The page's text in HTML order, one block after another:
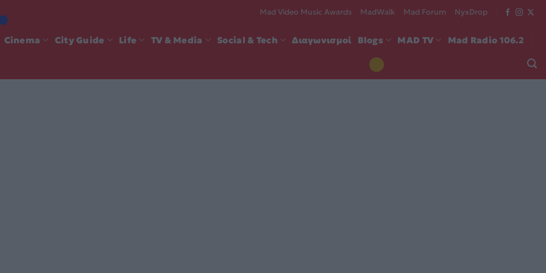
Mad Video Music Awards MadWalk Mad Forum NyxDrop
Cinema City Guide Life TV & Media Social & Tech Διαγωνισμοί Blogs MAD TV Mad Radio 106.2